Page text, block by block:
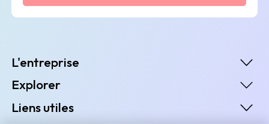
L'entreprise
Explorer
Liens utiles